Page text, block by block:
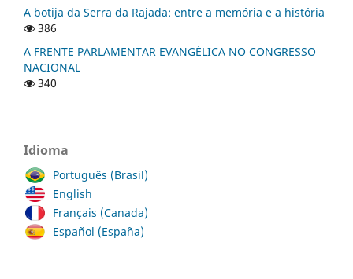
A botija da Serra da Rajada: entre a memória e a história
386
A FRENTE PARLAMENTAR EVANGÉLICA NO CONGRESSO
NACIONAL
340
Idioma
Português (Brasil)
English
Français (Canada)
Español (España)